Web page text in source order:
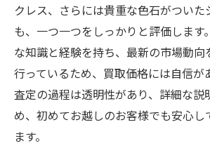
クレス、さらには貴重な色石がついた
も、一つ一つをしっかりと評価します
な知識と経験を持ち、最新の市場動向
行っているため、買取価格には自信が
査定の過程は透明性があり、詳細な説
め、初めてお越しのお客様でも安心し
ます。